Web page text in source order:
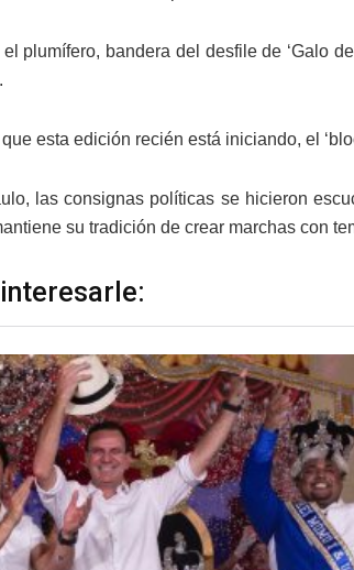
plumífero, bandera del desfile de ‘Galo
esta edición recién está iniciando, el
las consignas políticas se hicieron
su tradición de crear marchas con